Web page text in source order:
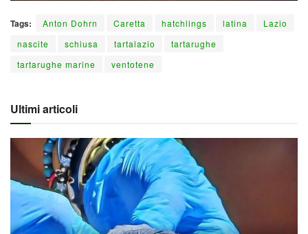
Tags: Anton Dohrn Caretta hatchlings latina
Lazio
nascite
schiusa tartalazio
tartarughe
tartarughe marine
ventotene
Ultimi articoli